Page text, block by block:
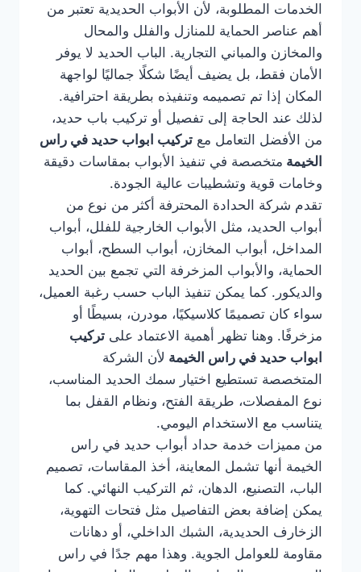
الخدمات المطلوبة، لأن الأبواب الحديدية تعتبر من
أهم عناصر الحماية للمنازل والفلل والمحال
والمخازن والمباني التجارية. الباب الحديد لا يوفر
الأمان فقط، بل يضيف أيضًا شكلًا جماليًا لواجهة
المكان إذا تم تصميمه وتنفيذه بطريقة احترافية.
لذلك عند الحاجة إلى تفصيل أو تركيب باب حديد،
من الأفضل التعامل مع تركيب ابواب حديد في راس
الخيمة متخصصة في تنفيذ الأبواب بمقاسات دقيقة
وخامات قوية وتشطيبات عالية الجودة.
تقدم شركة الحدادة المحترفة أكثر من نوع من
أبواب الحديد، مثل الأبواب الخارجية للفلل، أبواب
المداخل، أبواب المخازن، أبواب السطح، أبواب
الحماية، والأبواب المزخرفة التي تجمع بين الحديد
والديكور. كما يمكن تنفيذ الباب حسب رغبة العميل،
سواء كان تصميمًا كلاسيكيًا، مودرن، بسيطًا أو
مزخرفًا. وهنا تظهر أهمية الاعتماد على تركيب
ابواب حديد في راس الخيمة لأن الشركة
المتخصصة تستطيع اختيار سمك الحديد المناسب،
نوع المفصلات، طريقة الفتح، ونظام القفل بما
يتناسب مع الاستخدام اليومي.
من مميزات خدمة حداد أبواب حديد في راس
الخيمة أنها تشمل المعاينة، أخذ المقاسات، تصميم
الباب، التصنيع، الدهان، ثم التركيب النهائي. كما
يمكن إضافة بعض التفاصيل مثل فتحات التهوية،
الزخارف الحديدية، الشبك الداخلي، أو دهانات
مقاومة للعوامل الجوية. وهذا مهم جدًا في راس